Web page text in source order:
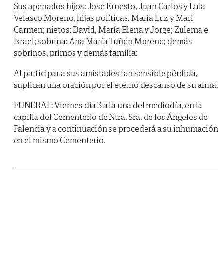
Sus apenados hijos: José Ernesto, Juan Carlos y Lula
Velasco Moreno; hijas políticas: María Luz y Mari
Carmen; nietos: David, María Elena y Jorge; Zulema e
Israel; sobrina: Ana María Tuñón Moreno; demás
sobrinos, primos y demás familia:
Al participar a sus amistades tan sensible pérdida,
suplican una oración por el eterno descanso de su alma.
FUNERAL: Viernes día 3 a la una del mediodía, en la
capilla del Cementerio de Ntra. Sra. de los Ángeles de
Palencia y a continuación se procederá a su inhumación
en el mismo Cementerio.